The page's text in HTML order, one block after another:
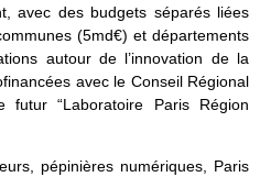
avec des budgets séparés liées
(5md€) et départements
autour de l’innovation de la
avec le Conseil Régional
“Laboratoire Paris Région
pépinières numériques, Paris